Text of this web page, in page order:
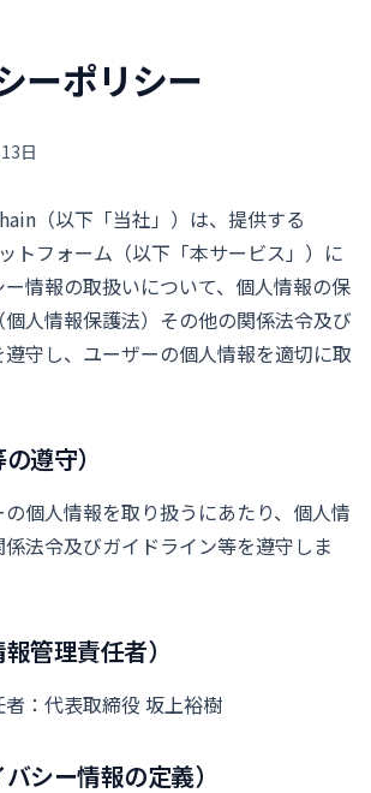
ーポリシー
日
（以下「当社」）は、提供する
トフォーム（以下「本サービス」）に
情報の取扱いについて、個人情報の保
人情報保護法）その他の関係法令及び
守し、ユーザーの個人情報を適切に取
遵守）
個人情報を取り扱うにあたり、個人情
法令及びガイドライン等を遵守しま
管理責任者）
：代表取締役 坂上裕樹
シー情報の定義）